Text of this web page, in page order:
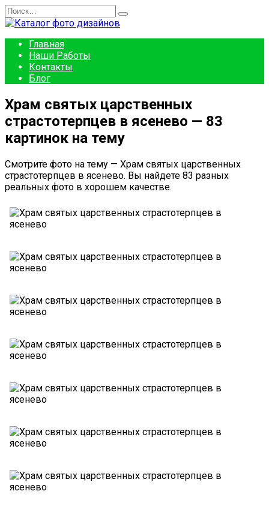
Перейти
к
Search
for:
Главная
Наши Работы
Контакты
Блог
Храм святых царственных
страстотерпцев в ясенево — 83
картинок на тему
Смотрите фото на тему — Храм святых царственных
страстотерпцев в ясенево. Вы найдете 83 разных
реальных фото в хорошем качестве.